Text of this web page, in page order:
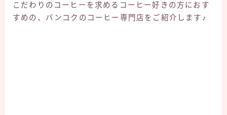
こだわりのコーヒーを求めるコーヒー好きの方におす
すめの、バンコクのコーヒー専門店をご紹介します♪